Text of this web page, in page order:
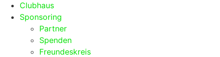
Clubhaus
Sponsoring
Partner
Spenden
Freundeskreis